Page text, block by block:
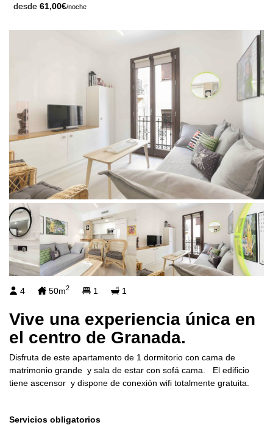
4 50m2 1 1
Vive una experiencia única en
el centro de Granada.
Disfruta de este apartamento de 1 dormitorio con cama de
matrimonio grande y sala de estar con sofá cama. El edificio
tiene ascensor y dispone de conexión wifi totalmente gratuita.
Servicios obligatorios
desde 61,00€/noche